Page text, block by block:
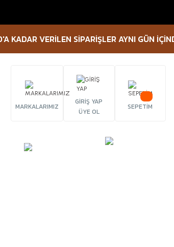
VERİLEN SİPARİŞLER AYNI GÜN İÇİNDE
MARKALARIMIZ
GİRİŞ YAP
ÜYE OL
SEPETİM